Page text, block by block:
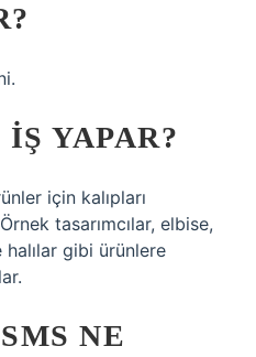
YAPAR?
için kalıpları
tasarımcılar, elbise,
gibi ürünlere
NE